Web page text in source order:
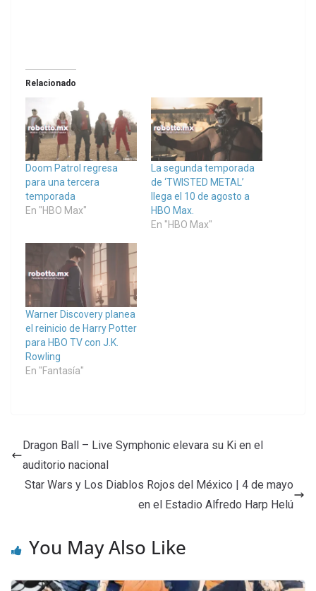
Relacionado
Doom Patrol regresa
para una tercera
temporada
En "HBO Max"
La segunda temporada
de ‘TWISTED METAL’
llega el 10 de agosto a
HBO Max.
En "HBO Max"
Warner Discovery planea
el reinicio de Harry Potter
para HBO TV con J.K.
Rowling
En "Fantasía"
Dragon Ball – Live Symphonic elevara su Ki en el
auditorio nacional
Star Wars y Los Diablos Rojos del México | 4 de mayo
en el Estadio Alfredo Harp Helú
You May Also Like